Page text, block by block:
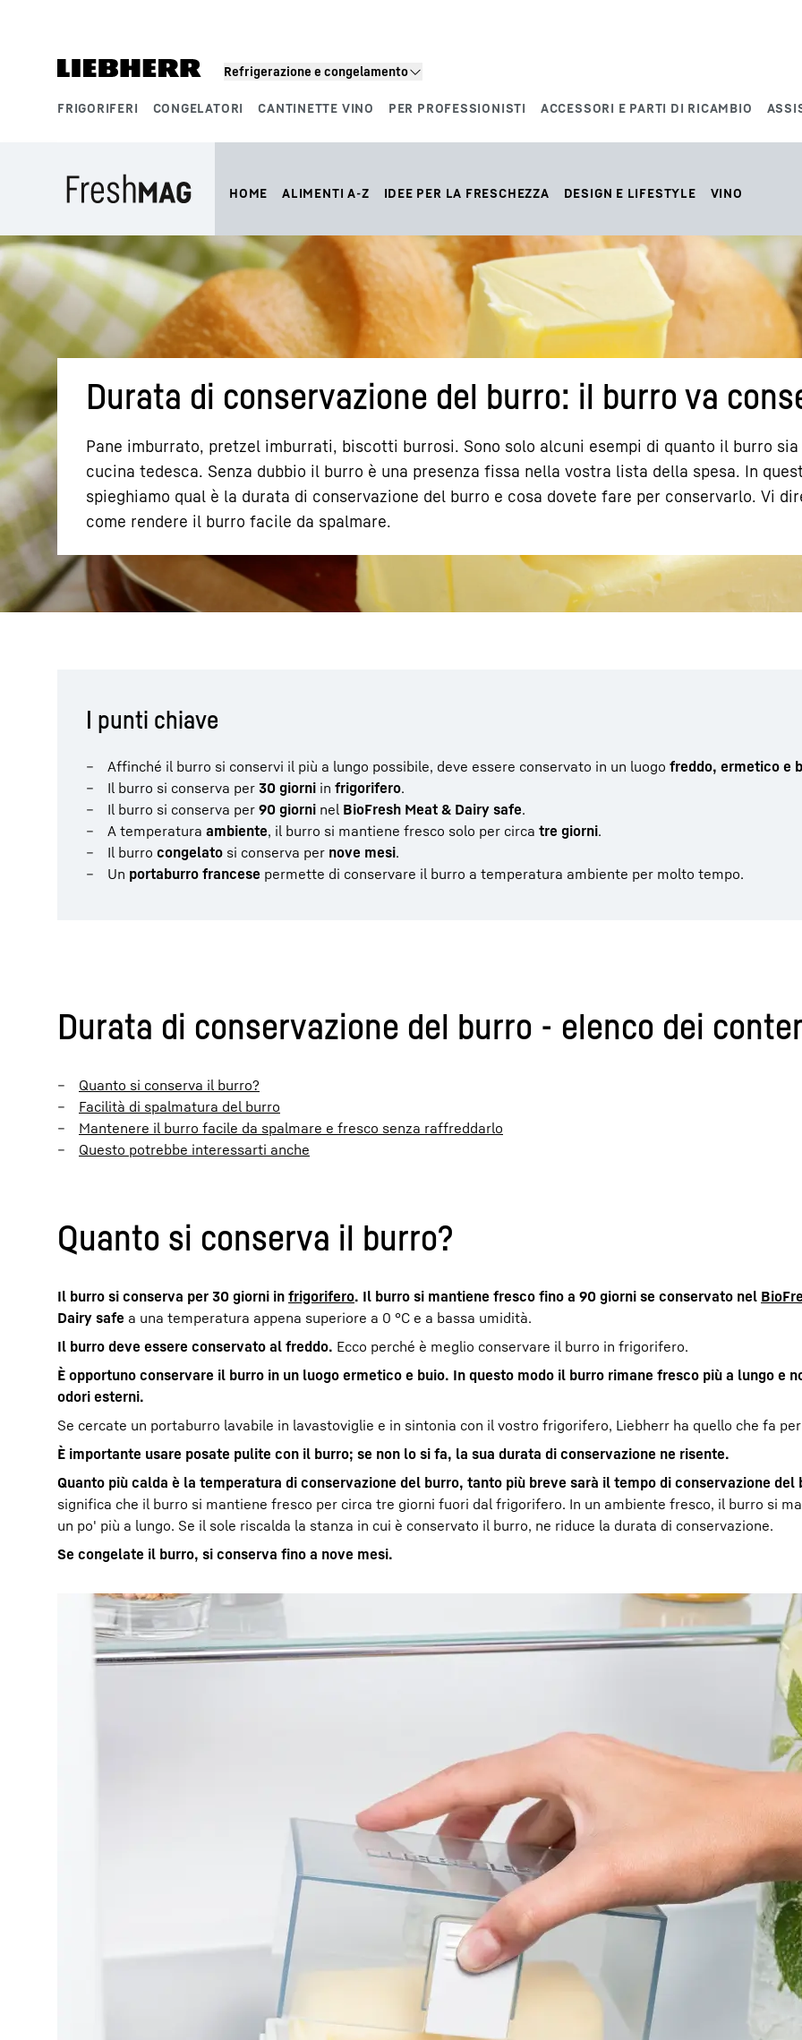
Refrigerazione e congelamento
FRIGORIFERI CONGELATORI CANTINETTE VINO PER PROFESSIONISTI ACCESSORI E PARTI DI RICAMBIO
Maggiori informazioni sulla società Carriera in Liebherr
HOME ALIMENTI A-Z IDEE PER LA FRESCHEZZA DESIGN E LIFESTYLE VINO
Durata di conservazione del burro: il burro va
Pane imburrato, pretzel imburrati, biscotti burrosi. Sono solo alcuni esempi di quanto il burro
cucina tedesca. Senza dubbio il burro è una presenza fissa nella vostra lista della spesa. In
spieghiamo qual è la durata di conservazione del burro e cosa dovete fare per conservarlo. Vi
come rendere il burro facile da spalmare.
I punti chiave
Affinché il burro si conservi il più a lungo possibile, deve essere conservato in un luogo freddo, ermetico e
Il burro si conserva per 30 giorni in frigorifero.
Il burro si conserva per 90 giorni nel BioFresh Meat & Dairy safe.
A temperatura ambiente, il burro si mantiene fresco solo per circa tre giorni.
Il burro congelato si conserva per nove mesi.
Un portaburro francese permette di conservare il burro a temperatura ambiente per molto tempo.
Durata di conservazione del burro - elenco dei
Quanto si conserva il burro?
Facilità di spalmatura del burro
Mantenere il burro facile da spalmare e fresco senza raffreddarlo
Questo potrebbe interessarti anche
Quanto si conserva il burro?
Il burro si conserva per 30 giorni in frigorifero. Il burro si mantiene fresco fino a 90 giorni se conservato nel
Dairy safe a una temperatura appena superiore a 0 °C e a bassa umidità.
Il burro deve essere conservato al freddo. Ecco perché è meglio conservare il burro in frigorifero.
È opportuno conservare il burro in un luogo ermetico e buio. In questo modo il burro rimane fresco più a lungo e
odori esterni.
Se cercate un portaburro lavabile in lavastoviglie e in sintonia con il vostro frigorifero, Liebherr ha quello che fa
È importante usare posate pulite con il burro; se non lo si fa, la sua durata di conservazione ne risente.
Quanto più calda è la temperatura di conservazione del burro, tanto più breve sarà il tempo di conservazione del
significa che il burro si mantiene fresco per circa tre giorni fuori dal frigorifero. In un ambiente fresco, il burro si
un po' più a lungo. Se il sole riscalda la stanza in cui è conservato il burro, ne riduce la durata di conservazione.
Se congelate il burro, si conserva fino a nove mesi.